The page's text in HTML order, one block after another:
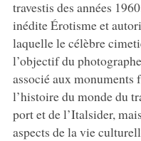
travestis des années
inédite Érotisme et
laquelle le célèbre
l’objectif du
associé aux monuments
l’histoire du monde du
port et de l’Italsider,
aspects de la vie